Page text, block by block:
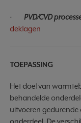
· PVD/CVD
deklagen
TOEPASSING
Het doel van
behandelde
uitvoeren gedurende
onderdeel. De